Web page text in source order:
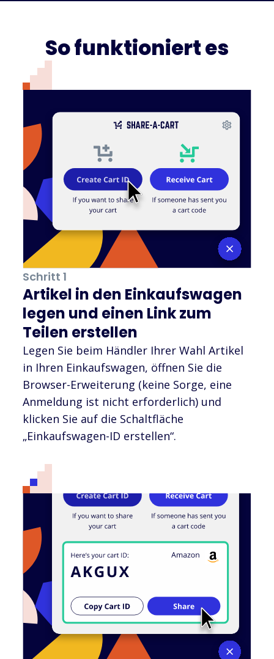
So funktioniert es
Schritt 1
Artikel in den Einkaufswagen
legen und einen Link zum
Teilen erstellen
Legen Sie beim Händler Ihrer Wahl Artikel
in Ihren Einkaufswagen, öffnen Sie die
Browser-Erweiterung (keine Sorge, eine
Anmeldung ist nicht erforderlich) und
klicken Sie auf die Schaltfläche
„Einkaufswagen-ID erstellen“.